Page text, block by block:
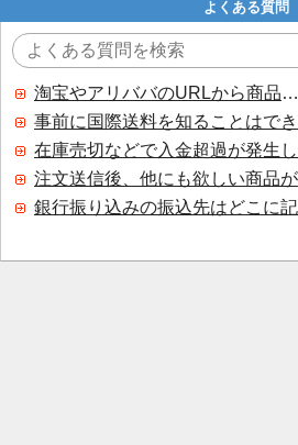
よくある質問
淘宝やアリババのURLから商品を探すことはできますか？